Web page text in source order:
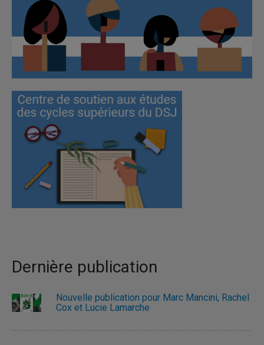
Dernière publication
Nouvelle publication pour Marc Mancini, Rachel
Cox et Lucie Lamarche